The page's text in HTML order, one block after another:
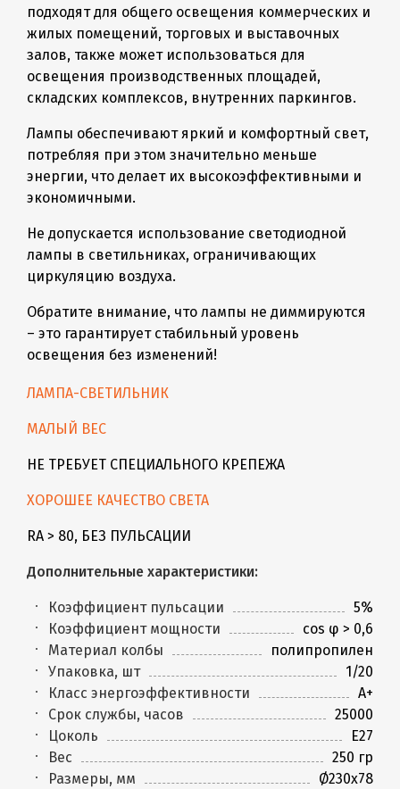
подходят для общего освещения коммерческих и
жилых помещений, торговых и выставочных
залов, также может использоваться для
освещения производственных площадей,
складских комплексов, внутренних паркингов.
Лампы обеспечивают яркий и комфортный свет,
потребляя при этом значительно меньше
энергии, что делает их высокоэффективными и
экономичными.
Не допускается использование светодиодной
лампы в светильниках, ограничивающих
циркуляцию воздуха.
Обратите внимание, что лампы не диммируются
– это гарантирует стабильный уровень
освещения без изменений!
ЛАМПА-СВЕТИЛЬНИК
МАЛЫЙ ВЕС
НЕ ТРЕБУЕТ СПЕЦИАЛЬНОГО КРЕПЕЖА
ХОРОШЕЕ КАЧЕСТВО СВЕТА
RA > 80, БЕЗ ПУЛЬСАЦИИ
Дополнительные характеристики:
Коэффициент пульсации
5%
Коэффициент мощности
cos φ > 0,6
Материал колбы
полипропилен
Упаковка, шт
1/20
Класс энергоэффективности
А+
Срок службы, часов
25000
Цоколь
E27
Вес
250 гр
Размеры, мм
Ø230x78